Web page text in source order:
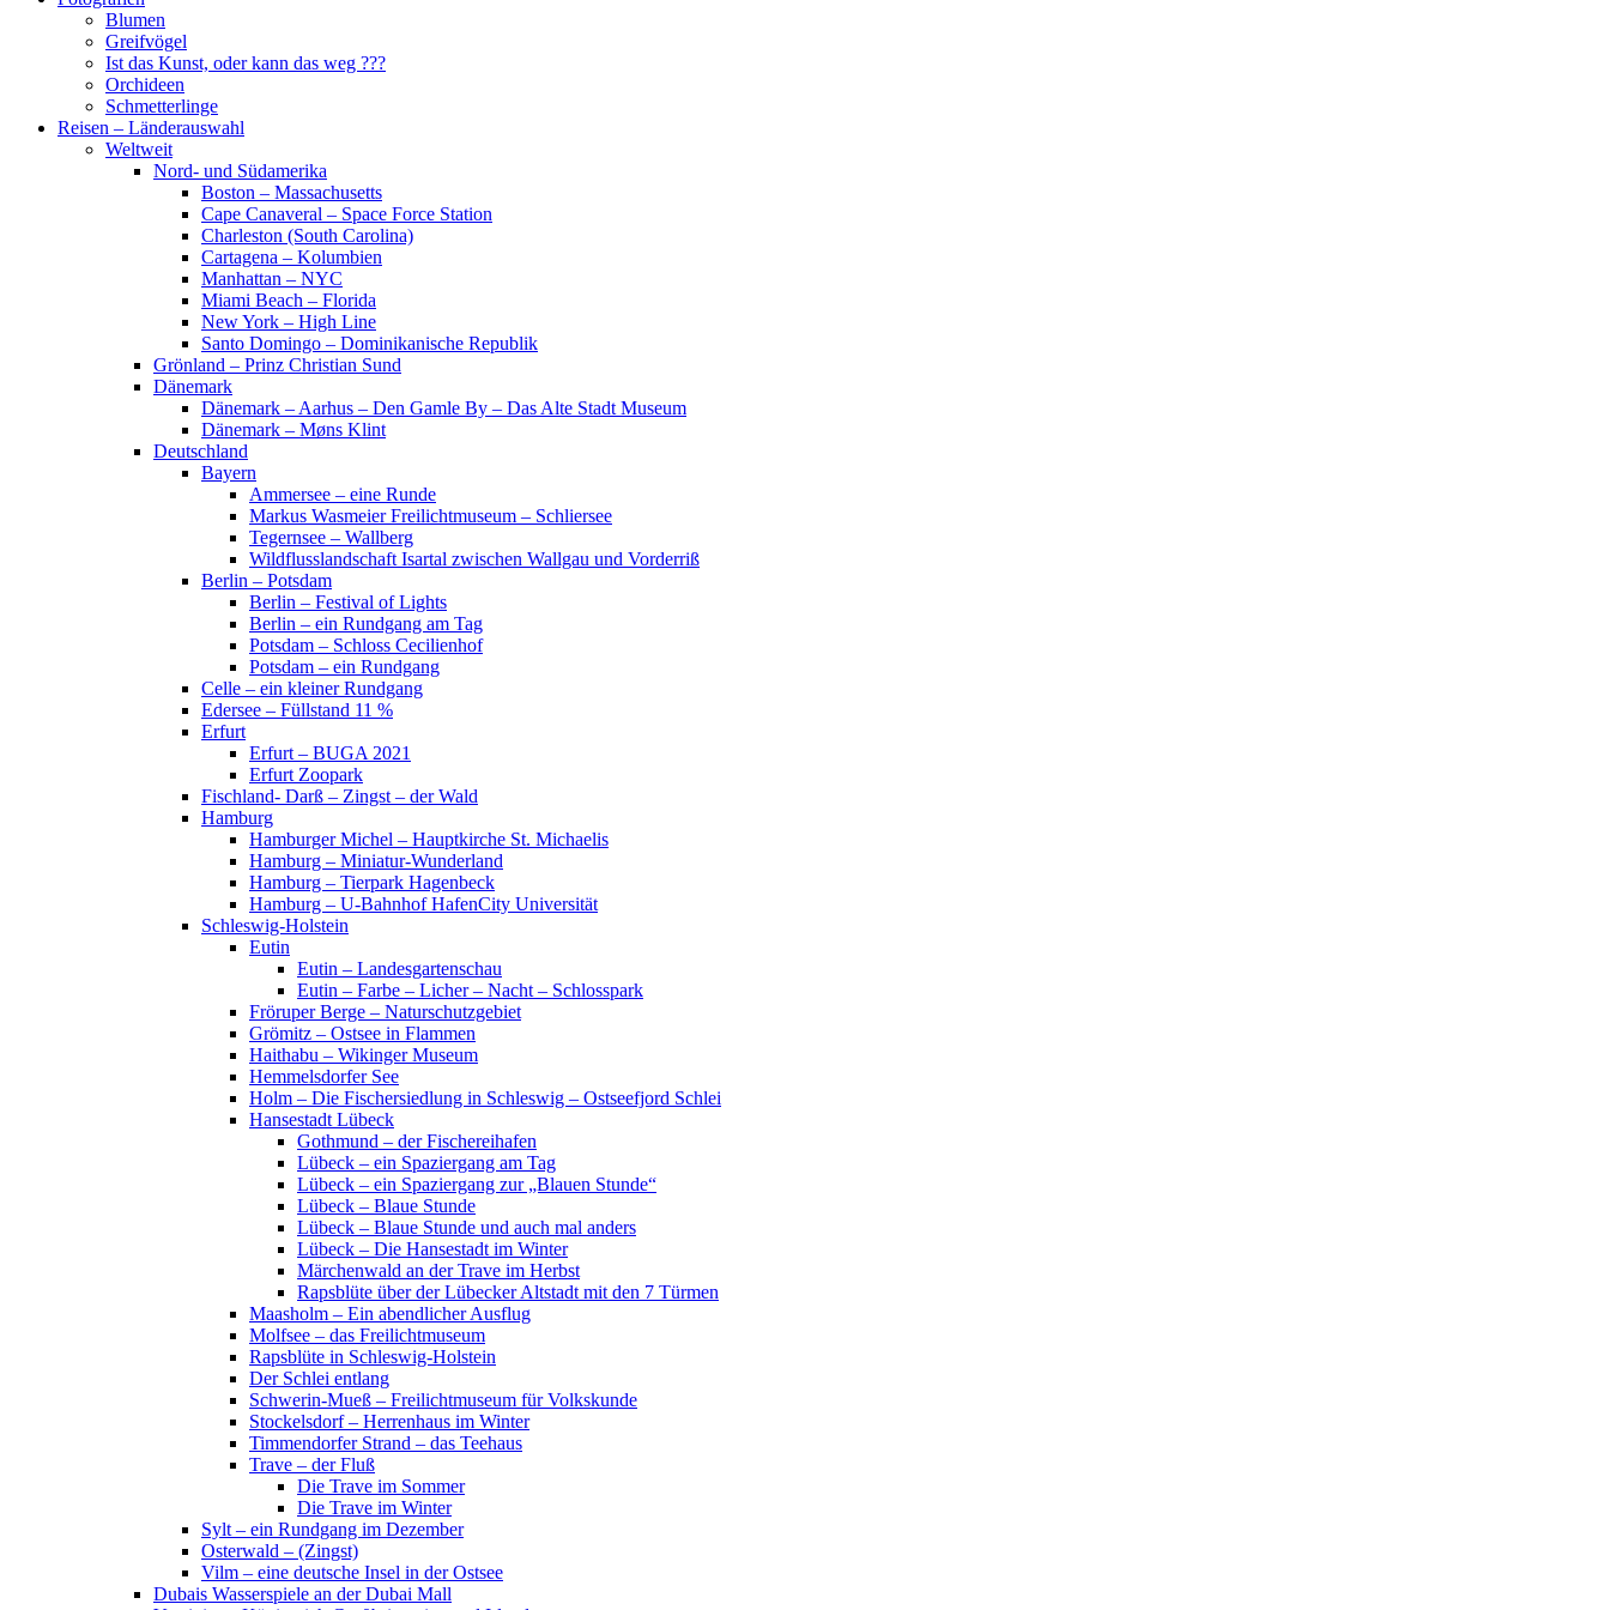
Blumen
Greifvögel
Ist das Kunst, oder kann das weg ???
Orchideen
Schmetterlinge
Reisen – Länderauswahl
Weltweit
Nord- und Südamerika
Boston – Massachusetts
Cape Canaveral – Space Force Station
Charleston (South Carolina)
Cartagena – Kolumbien
Manhattan – NYC
Miami Beach – Florida
New York – High Line
Santo Domingo – Dominikanische Republik
Grönland – Prinz Christian Sund
Dänemark
Dänemark – Aarhus – Den Gamle By – Das Alte Stadt Museum
Dänemark – Møns Klint
Deutschland
Bayern
Ammersee – eine Runde
Markus Wasmeier Freilichtmuseum – Schliersee
Tegernsee – Wallberg
Wildflusslandschaft Isartal zwischen Wallgau und Vorderriß
Berlin – Potsdam
Berlin – Festival of Lights
Berlin – ein Rundgang am Tag
Potsdam – Schloss Cecilienhof
Potsdam – ein Rundgang
Celle – ein kleiner Rundgang
Edersee – Füllstand 11 %
Erfurt
Erfurt – BUGA 2021
Erfurt Zoopark
Fischland- Darß – Zingst – der Wald
Hamburg
Hamburger Michel – Hauptkirche St. Michaelis
Hamburg – Miniatur-Wunderland
Hamburg – Tierpark Hagenbeck
Hamburg – U-Bahnhof HafenCity Universität
Schleswig-Holstein
Eutin
Eutin – Landesgartenschau
Eutin – Farbe – Licher – Nacht – Schlosspark
Fröruper Berge – Naturschutzgebiet
Grömitz – Ostsee in Flammen
Haithabu – Wikinger Museum
Hemmelsdorfer See
Holm – Die Fischersiedlung in Schleswig – Ostseefjord Schlei
Hansestadt Lübeck
Gothmund – der Fischereihafen
Lübeck – ein Spaziergang am Tag
Lübeck – ein Spaziergang zur „Blauen Stunde“
Lübeck – Blaue Stunde
Lübeck – Blaue Stunde und auch mal anders
Lübeck – Die Hansestadt im Winter
Märchenwald an der Trave im Herbst
Rapsblüte über der Lübecker Altstadt mit den 7 Türmen
Maasholm – Ein abendlicher Ausflug
Molfsee – das Freilichtmuseum
Rapsblüte in Schleswig-Holstein
Der Schlei entlang
Schwerin-Mueß – Freilichtmuseum für Volkskunde
Stockelsdorf – Herrenhaus im Winter
Timmendorfer Strand – das Teehaus
Trave – der Fluß
Die Trave im Sommer
Die Trave im Winter
Sylt – ein Rundgang im Dezember
Osterwald – (Zingst)
Vilm – eine deutsche Insel in der Ostsee
Dubais Wasserspiele an der Dubai Mall